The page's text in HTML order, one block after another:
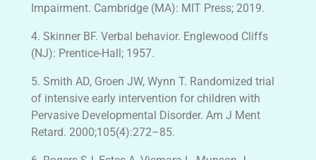
Impairment. Cambridge (MA): MIT Press; 2019.
4. Skinner BF. Verbal behavior. Englewood Cliffs
(NJ): Prentice-Hall; 1957.
5. Smith AD, Groen JW, Wynn T. Randomized trial
of intensive early intervention for children with
Pervasive Developmental Disorder. Am J Ment
Retard. 2000;105(4):272–85.